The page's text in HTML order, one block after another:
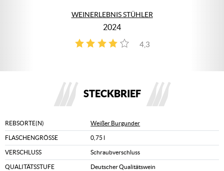
WEINERLEBNIS STÜHLER
2024
4,3
4
STECKBRIEF
REBSORTE(N) Weißer Burgunder
FLASCHENGRÖSSE 0,75 l
VERSCHLUSS Schraubverschluss
QUALITÄTSSTUFE Deutscher Qualitätswein